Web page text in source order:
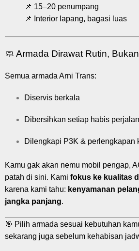
📌 15–20 penumpang
📌 Interior lapang, bagasi luas
🧼 Armada Dirawat Rutin,
Semua armada Arni Trans:
Diservis berkala
Dibersihkan setiap habis
Dilengkapi P3K & perlengkapan
Kamu gak akan nemu mobil pengap,
patah di sini. Kami fokus ke kualitas
karena kami tahu: kenyamanan
jangka panjang.
🎯 Pilih armada sesuai kebutuhan
sekarang juga sebelum kehabisan